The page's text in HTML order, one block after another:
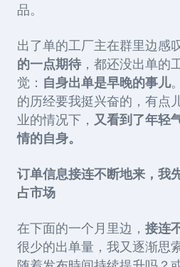
品。
出了单的工厂主在群里边感
的一点期待 ，都还没出单的
觉：
自身出单是早晚的事儿
的历经要我挺兴奋的，有点
业的情况下， 又看到了年轻
情的自身。
订单信息接连不断地来，我
占市场
在下面的一个月里边， 接连
很少的出单量，我又逐渐思